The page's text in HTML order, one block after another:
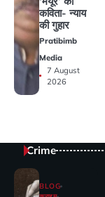
कविता- न्याय
की गुहार
Pratibimb
Media
7 August
2026
Crime
BLOG